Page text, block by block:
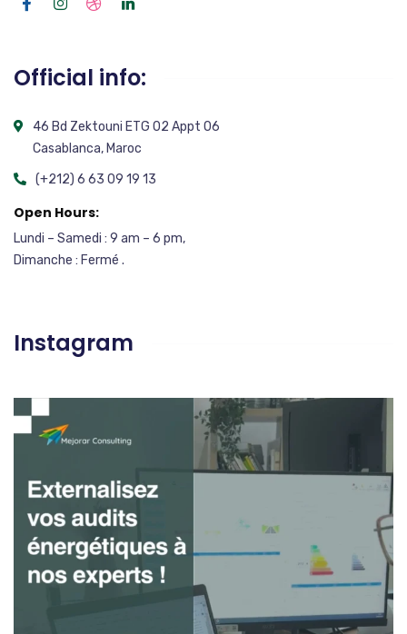
Official info:
46 Bd Zektouni ETG 02 Appt 06
Casablanca, Maroc
(+212) 6 63 09 19 13
Open Hours:
Lundi – Samedi : 9 am – 6 pm,
Dimanche : Fermé .
Instagram